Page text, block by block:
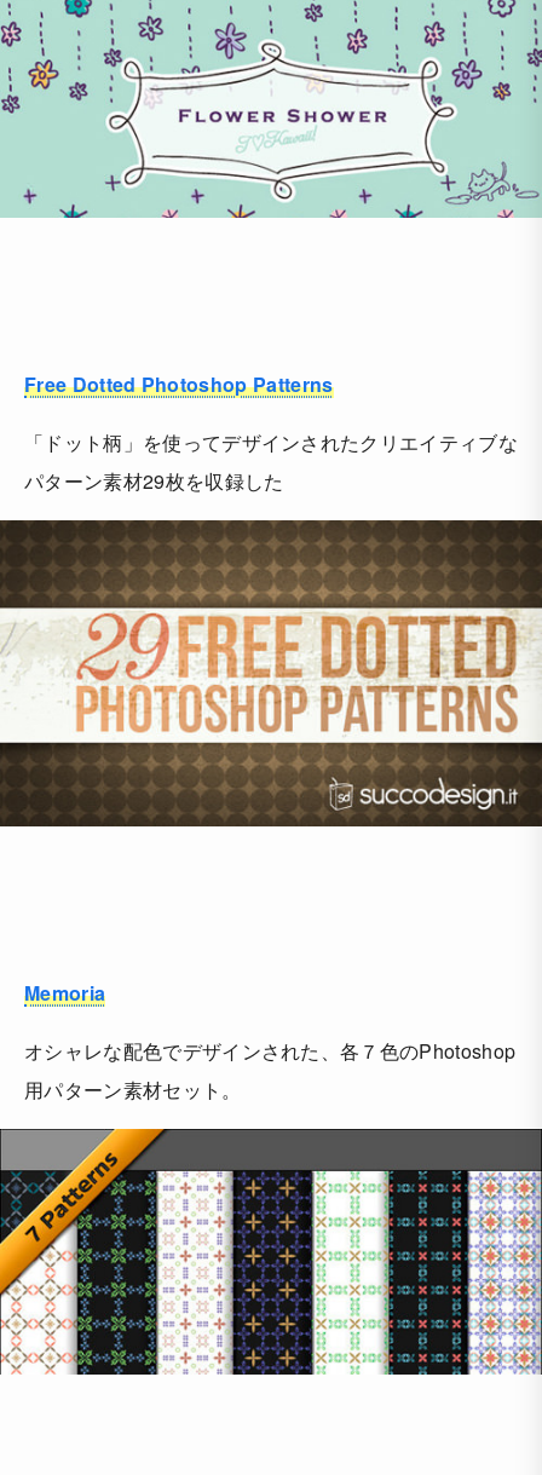
Free Dotted Photoshop Patterns
「ドット柄」を使ってデザインされたクリエイティブな
パターン素材29枚を収録した
Memoria
オシャレな配色でデザインされた、各７色のPhotoshop
用パターン素材セット。